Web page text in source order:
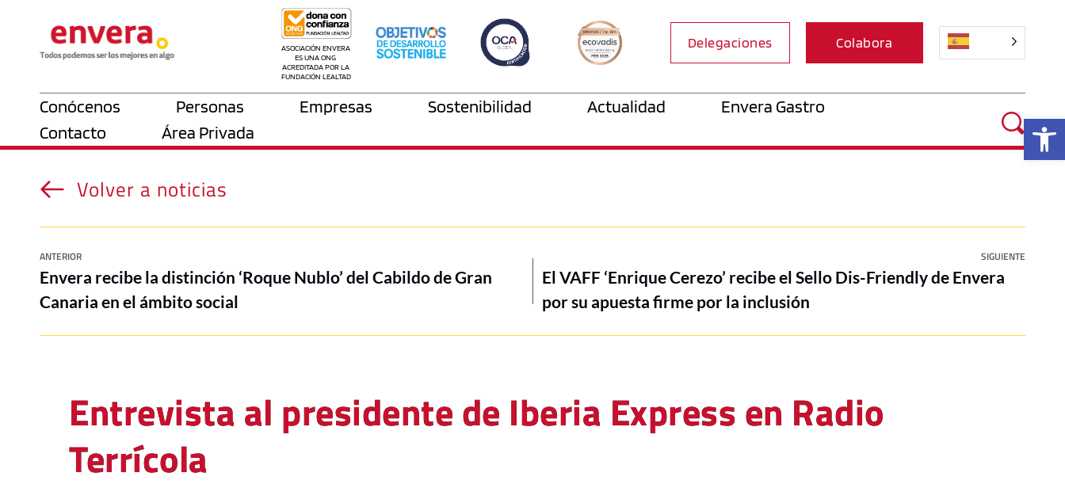
ASOCIACIÓN ENVERA
ES UNA ONG
ACREDITADA POR LA
FUNDACIÓN LEALTAD
Delegaciones Colabora
Conócenos Personas Empresas Sostenibilidad Actualidad
Envera Gastro
Contacto
Área Privada
Volver a noticias
ANTERIOR SIGUIENTE
Envera recibe la distinción ‘Roque Nublo’ del Cabildo de Gran
Canaria en el ámbito social
El VAFF ‘Enrique Cerezo’ recibe el Sello Dis-Friendly de Envera
por su apuesta firme por la inclusión
Entrevista al presidente de Iberia Express en Radio
Terrícola